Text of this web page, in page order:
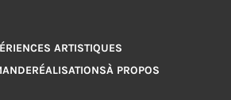
ARTISTIQUES
RÉALISATIONSÀ PROPOS